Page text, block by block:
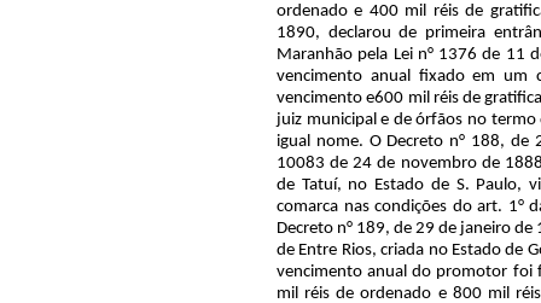
ordenado e 400 mil réis de
1890, declarou de primeira
Maranhão pela Lei n° 1376 de 11
vencimento anual fixado em
vencimento e600 mil réis de
juiz municipal e de órfãos no
igual nome. O Decreto n° 188,
10083 de 24 de novembro de
de Tatuí, no Estado de S. Paulo,
comarca nas condições do art. 1°
Decreto n° 189, de 29 de janeiro
de Entre Rios, criada no Estado de
vencimento anual do promotor foi
mil réis de ordenado e 800 mil